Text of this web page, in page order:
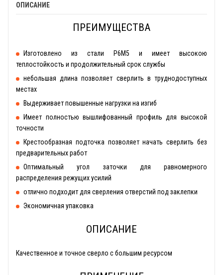
ОПИСАНИЕ
ПРЕИМУЩЕСТВА
Изготовлено из стали Р6М5 и имеет высокою
теплостойкость и продолжительный срок службы
небольшая длина позволяет сверлить в труднодоступных
местах
Выдерживает повышенные нагрузки на изгиб
Имеет полностью вышлифованный профиль для высокой
точности
Крестообразная подточка позволяет начать сверлить без
предварительных работ
Оптимальный угол заточки для равномерного
распределения режущих усилий
отлично подходит для сверления отверстий под заклепки
Экономичная упаковка
ОПИСАНИЕ
Качественное и точное сверло с большим ресурсом